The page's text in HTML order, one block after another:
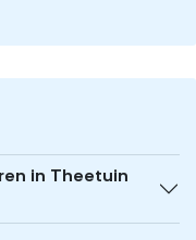
in Theetuin